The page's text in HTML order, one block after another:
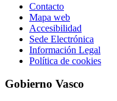
Contacto
Mapa web
Accesibilidad
Sede Electrónica
Información Legal
Política de cookies
Gobierno Vasco